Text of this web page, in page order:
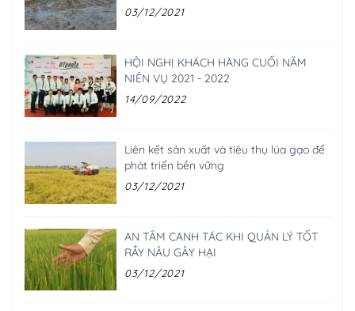
03/12/2021
HỘI NGHỊ KHÁCH HÀNG CUỐI NĂM
NIÊN VỤ 2021 - 2022
14/09/2022
Liên kết sản xuất và tiêu thụ lúa gạo để
phát triển bền vững
03/12/2021
AN TÂM CANH TÁC KHI QUẢN LÝ TỐT
RẦY NÂU GÂY HẠI
03/12/2021